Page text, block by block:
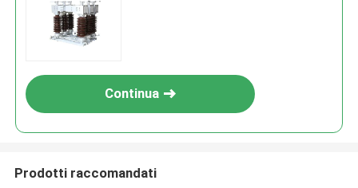
Continua
Prodotti raccomandati